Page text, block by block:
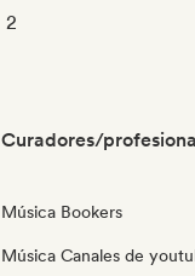
2
Curadores/
Música Bookers
Música Canales de